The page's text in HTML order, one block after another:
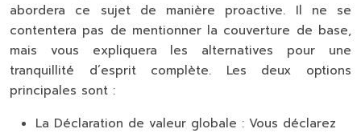
abordera ce sujet de manière proactive. Il ne se
contentera pas de mentionner la couverture de base,
mais vous expliquera les alternatives pour une
tranquillité d’esprit complète. Les deux options
principales sont :
La Déclaration de valeur globale : Vous déclarez